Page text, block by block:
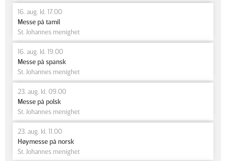
16. aug. kl. 17.00
Messe på tamil
St. Johannes menighet
16. aug. kl. 19.00
Messe på spansk
St. Johannes menighet
23. aug. kl. 09.00
Messe på polsk
St. Johannes menighet
23. aug. kl. 11.00
Høymesse på norsk
St. Johannes menighet